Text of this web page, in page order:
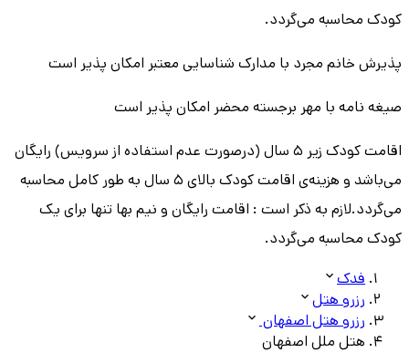
کودک محاسبه می‌گردد.
پذیرش خانم مجرد با مدارک شناسایی معتبر امکان پذیر است
صیغه نامه با مهر برجسته محضر امکان پذیر است
اقامت کودک زیر 5 سال (درصورت عدم استفاده از سرویس) رایگان
می‌باشد و هزینه‌ی اقامت کودک بالای 5 سال به طور کامل محاسبه
می‌گردد.لازم به ذکر است : اقامت رایگان و نیم بها تنها برای یک
کودک محاسبه می‌گردد.
فدک
رزرو هتل
رزرو هتل اصفهان
هتل ملل اصفهان